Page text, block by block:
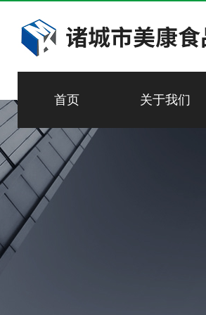
首页 关于我们